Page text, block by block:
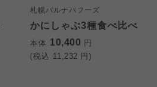
札幌バルナバフーズ
かにしゃぶ3種食べ比べ
本体 10,400 円
(税込 11,232 円)